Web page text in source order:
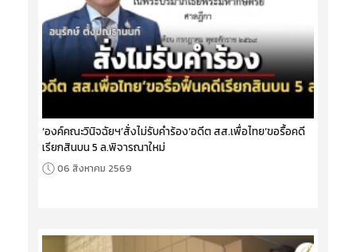
‘องค์คณะวินิจฉัยฯ’สั่งไม่รับคำร้อง‘อดีต สส.เพื่อไทย’ขอรื้อคดี
เรียกสินบน 5 ล.พิจารณาใหม่
06 สิงหาคม 2569